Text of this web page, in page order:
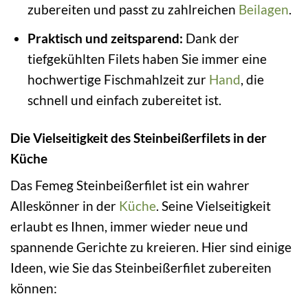
zubereiten und passt zu zahlreichen Beilagen.
Praktisch und zeitsparend: Dank der
tiefgekühlten Filets haben Sie immer eine
hochwertige Fischmahlzeit zur Hand , die
schnell und einfach zubereitet ist.
Die Vielseitigkeit des Steinbeißerfilets in der
Küche
Das Femeg Steinbeißerfilet ist ein wahrer
Alleskönner in der Küche. Seine Vielseitigkeit
erlaubt es Ihnen, immer wieder neue und
spannende Gerichte zu kreieren. Hier sind einige
Ideen, wie Sie das Steinbeißerfilet zubereiten
können: